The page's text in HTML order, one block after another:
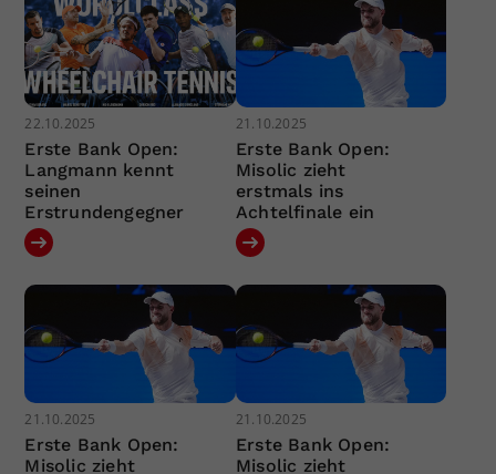
22.10.2025
Erste Bank Open:
Langmann kennt
seinen
Erstrundengegner
21.10.2025
Erste Bank Open:
Misolic zieht
erstmals ins
Achtelfinale ein
21.10.2025
Erste Bank Open:
Misolic zieht
21.10.2025
Erste Bank Open:
Misolic zieht